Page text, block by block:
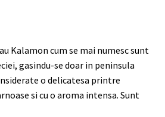
Kalamon cum se mai numesc sunt
gasindu-se doar in peninsula
o delicatesa printre
si cu o aroma intensa. Sunt